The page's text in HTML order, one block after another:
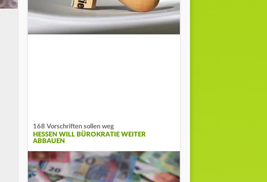
168 Vorschriften sollen weg
HESSEN WILL BÜROKRATIE WEITER
ABBAUEN